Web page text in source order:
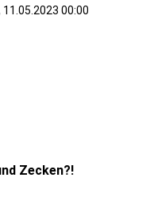
00:00
Zecken?!